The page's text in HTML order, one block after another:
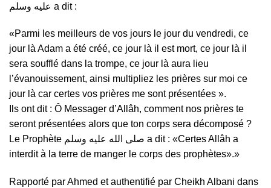
عليه وسلم a dit :
«Parmi les meilleurs de vos jours le jour du vendredi, ce
jour là Adam a été créé, ce jour là il est mort, ce jour là il
sera soufflé dans la trompe, ce jour là aura lieu
l’évanouissement, ainsi multipliez les prières sur moi ce
jour là car certes vos prières me sont présentées ».
Ils ont dit : Ô Messager d’Allâh, comment nos prières te
seront présentées alors que ton corps sera décomposé ?
Le Prophète صلى الله عليه وسلم a dit : «Certes Allâh a
interdit à la terre de manger le corps des prophètes».»
Rapporté par Ahmed et authentifié par Cheikh Albani dans